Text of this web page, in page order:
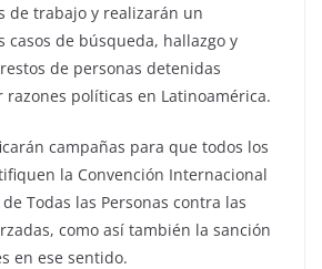
de trabajo y realizarán un
casos de búsqueda, hallazgo y
de personas detenidas
razones políticas en Latinoamérica.
campañas para que todos los
la Convención Internacional
Todas las Personas contra las
como así también la sanción
en ese sentido.